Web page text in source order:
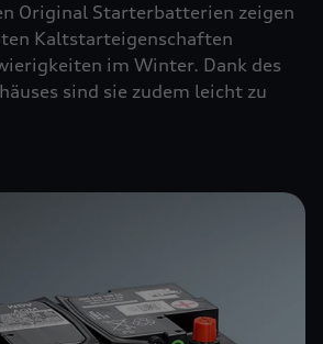
Original Starterbatterien zeigen
Kaltstarteigenschaften
im Winter. Dank des
sind sie zudem leicht zu